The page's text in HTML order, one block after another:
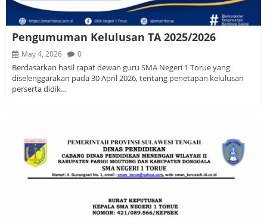
Pengumuman Kelulusan TA 2025/2026
May 4, 2026 0
Berdasarkan hasil rapat dewan guru SMA Negeri 1 Torue yang
diselenggarakan pada 30 April 2026, tentang penetapan kelulusan
perserta didik…